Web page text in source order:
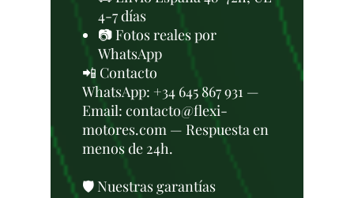
4-7 días
📷 Fotos reales por
WhatsApp
📲 Contacto
WhatsApp: +34 645 867 931 —
Email: contacto@flexi-
motores.com — Respuesta en
menos de 24h.
🛡️ Nuestras garantías